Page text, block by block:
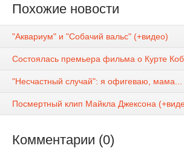
Похожие новости
"Аквариум" и "Собачий вальс" (+видео)
Состоялась премьера фильма о Курте
"Несчастный случай": я офигеваю, мама...
Посмертный клип Майкла Джексона
Комментарии (0)